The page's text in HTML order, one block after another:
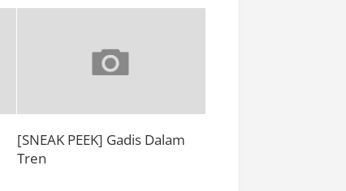
[SNEAK PEEK] Gadis Dalam
Tren